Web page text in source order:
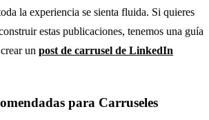
la experiencia se sienta fluida. Si quieres
estas publicaciones, tenemos una guía
un post de carrusel de LinkedIn
para Carruseles